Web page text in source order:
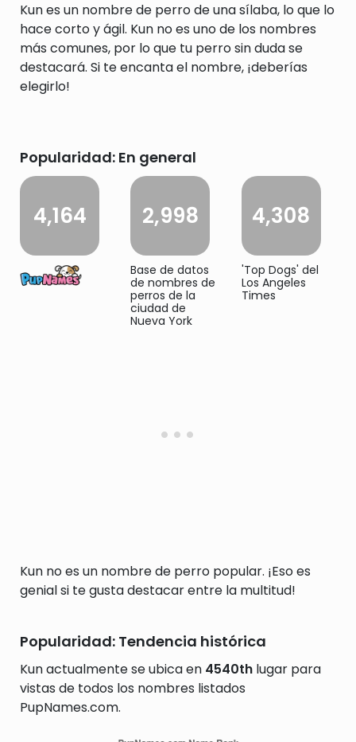
Kun es un nombre de perro de una sílaba, lo que lo
hace corto y ágil. Kun no es uno de los nombres
más comunes, por lo que tu perro sin duda se
destacará. Si te encanta el nombre, ¡deberías
elegirlo!
Popularidad: En general
4,164 2,998
Base de datos
de nombres de
perros de la
ciudad de
Nueva York
4,308
'Top Dogs' del
Los Angeles
Times
Kun no es un nombre de perro popular. ¡Eso es
genial si te gusta destacar entre la multitud!
Popularidad: Tendencia histórica
Kun actualmente se ubica en 4540th lugar para
vistas de todos los nombres listados
PupNames.com.